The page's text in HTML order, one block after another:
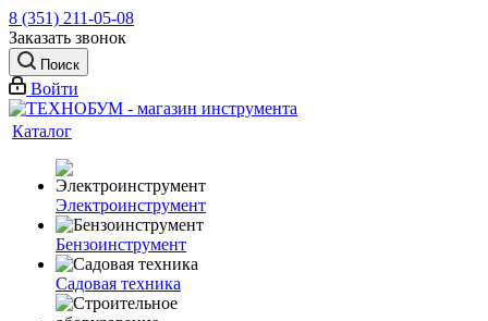
8 (351) 211-05-08
Заказать звонок
Поиск
Войти
Каталог
Электроинструмент
Бензоинструмент
Садовая техника